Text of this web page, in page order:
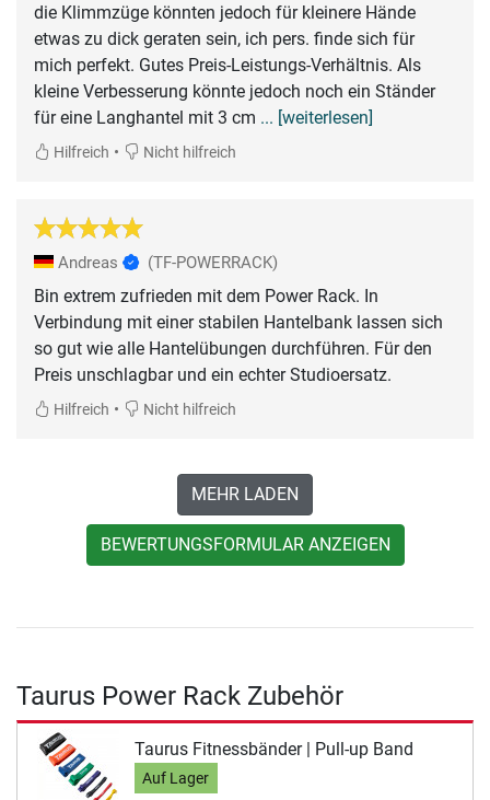
die Klimmzüge könnten jedoch für kleinere Hände
etwas zu dick geraten sein, ich pers. finde sich für
mich perfekt. Gutes Preis-Leistungs-Verhältnis. Als
kleine Verbesserung könnte jedoch noch ein Ständer
für eine Langhantel mit 3 cm ... [weiterlesen]
Hilfreich • Nicht hilfreich
Andreas (TF-POWERRACK)
Bin extrem zufrieden mit dem Power Rack. In
Verbindung mit einer stabilen Hantelbank lassen sich
so gut wie alle Hantelübungen durchführen. Für den
Preis unschlagbar und ein echter Studioersatz.
Hilfreich • Nicht hilfreich
MEHR LADEN
BEWERTUNGSFORMULAR ANZEIGEN
Taurus Power Rack Zubehör
Taurus Fitnessbänder | Pull-up Band
Auf Lager